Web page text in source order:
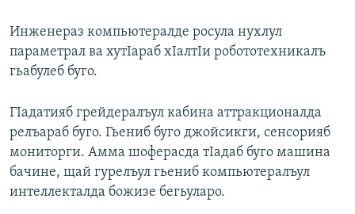
Инженераз компьютералде росула нухлул
параметрал ва хутIараб хIалтIи робототехникалъ
гьабулеб буго.
ГIадатияб грейдералъул кабина аттракционалда
релъараб буго. Гьениб буго джойсикги, сенсорияб
мониторги. Амма шоферасда тIадаб буго машина
бачине, щай гурелъул гьениб компьютералъул
интеллекталда божизе бегьуларо.